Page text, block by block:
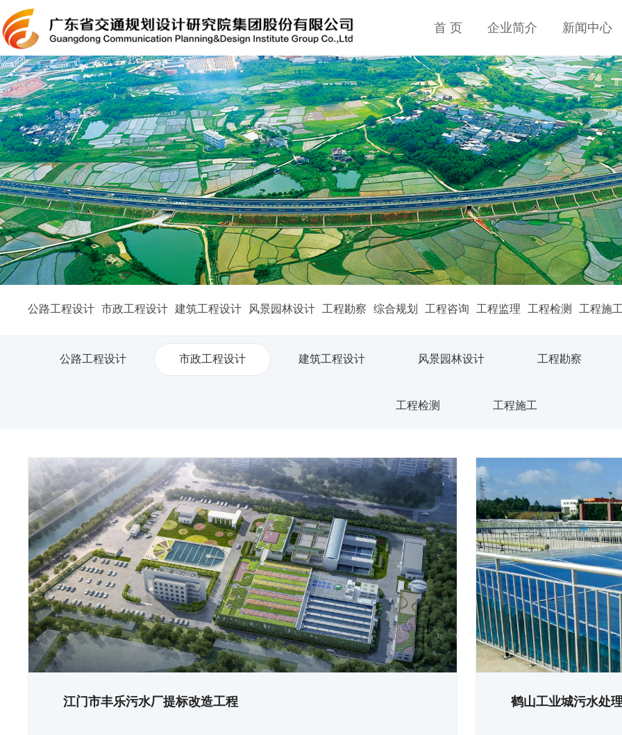
首 页 企业简介 新闻中心
公路工程设计 市政工程设计 建筑工程设计 风景园林设计 工程勘察 综合规划 工程咨询 工程监理 工程检测 工程施
公路工程设计 市政工程设计 建筑工程设计 风景园林设计 工程勘察
工程检测 工程施工
江门市丰乐污水厂提标改造工程 鹤山工业城污水处